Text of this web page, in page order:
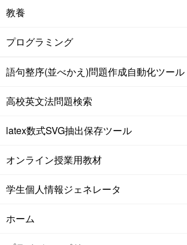
教養
プログラミング
語句整序(並べかえ)問題作成自動化ツール
高校英文法問題検索
latex数式SVG抽出保存ツール
オンライン授業用教材
学生個人情報ジェネレータ
ホーム